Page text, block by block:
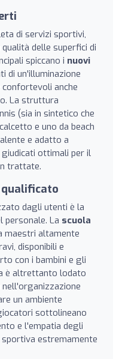
di servizi sportivi,
delle superfici di
spiccano i nuovi
di un'illuminazione
anche
La struttura
(sia in sintetico che
e uno da beach
e adatto a
giudicati ottimali per il
trattate.
dagli utenti è la
personale. La scuola
maestri altamente
disponibili e
con i bambini e gli
è altrettanto lodato
un ambiente
sottolineano
e l'empatia degli
estremamente